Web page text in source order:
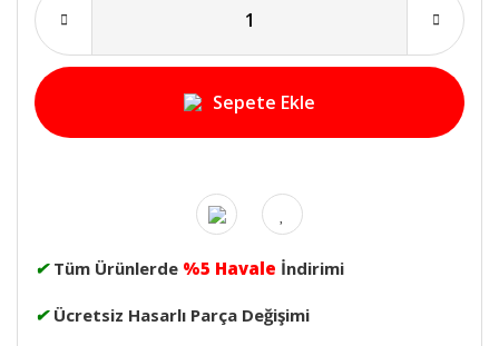
Sepete Ekle
✔ Tüm Ürünlerde %5 Havale İndirimi
✔ Ücretsiz Hasarlı Parça Değişimi